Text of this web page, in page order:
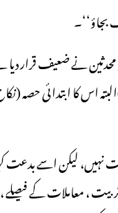
بجاؤ‘‘۔
نے ضعیف قرار دیا
الباری ، ۹/۲۲۶، المکتبۃ
نہیں، لیکن اسے بدعت
، معاملات کے